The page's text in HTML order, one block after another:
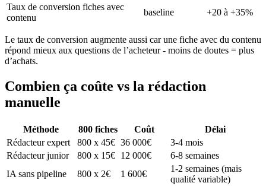
Taux de conversion fiches avec
contenu
baseline +20 à +35%
Le taux de conversion augmente aussi car une fiche avec du contenu
répond mieux aux questions de l’acheteur - moins de doutes = plus
d’achats.
Combien ça coûte vs la rédaction
manuelle
Méthode 800 fiches Coût
Délai
Rédacteur expert
800 x 45€ 36 000€
3-4 mois
Rédacteur junior
800 x 15€ 12 000€
6-8 semaines
IA sans pipeline
800 x 2€ 1 600€
1-2 semaines (mais
qualité variable)